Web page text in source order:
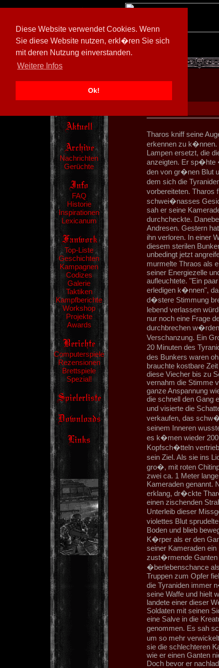
Diese Website verwendet Cookies. Wenn
Sie diese Website nutzen, erkl�ren Sie sich
mit deren Nutzung einverstanden.
Weitere Infos
Ok!
[ 602026/M3]
Nachrichten
Gerüchte
FAQ
Historie
Inspirationen
Lexicanum
Top-Liste
Geschichten
Kampagnen
Codizes
Galerie
Taktiken
Kampfberichte
Workshop
Projekte
Awards
Computerspiele
Rezensionen
Brettspiele
Spezial!
Tharos kniff seine
erkennen zu k�nnen.
Lampen ersetzt, die
anzeigten. Er sp�hte
den von gr�nen Blut
dem sich die
vorbereiteten.
schwei�nasses
sah er seine
durchcheckte.
Andresen. Gestern
ihn verloren. In einer
diesem sterilen
unbedingt jetzt
murmelte Thraos als
seiner Energiezelle
aufleuchtete. "Ein
erledigen k�nnen",
d�stere Stimmung
lebend verlassen
nur noch eine Frage
durchbrechen
Verschanzung. Ein
20 Minuten des
des Bunkers waren
brauchte kostbare
diese Viecher bis zu
vernahm die Stimme
ganze Anspannung
die schnell den Gang
und visierte die
verkaufen, das
seinem Inneren
es k�men wieder
Kopfsch�tteln
sein Ziel. Als sie ins
gro�, mit roten
zwei ca. 1 Meter
Kameraden genannt.
erklang, dr�ckte
einen zischenden
Unterleib dieser
violettes Blut
Boden und blieb
K�rper als er den
seiner Kameraden
zust�rmende Ganten
�berlebenschance
Truppen zum Opfer
die Tyraniden immer
seine Waffe und hielt
landete einer dieser
Soldaten mit seinen
eine Salve in die
genommen. Es sah
um so mehr
sie die schlechteren
wie er einen Ganten
Doch bevor er